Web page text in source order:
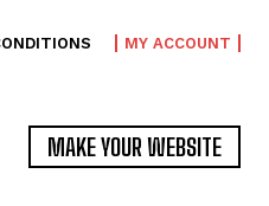
MY ACCOUNT
MAKE YOUR WEBSITE